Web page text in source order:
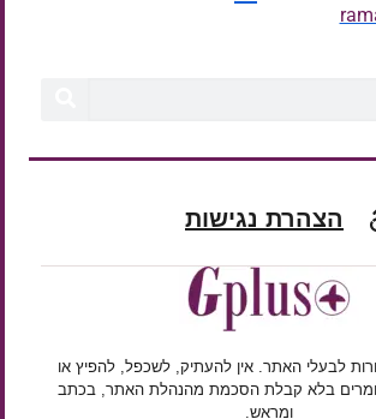
הצהרת נגישות
לבעלי האתר. אין להעתיק, לשכפל, להפיץ או
בלא קבלת הסכמת מהנהלת האתר, בכתב
ומראש.